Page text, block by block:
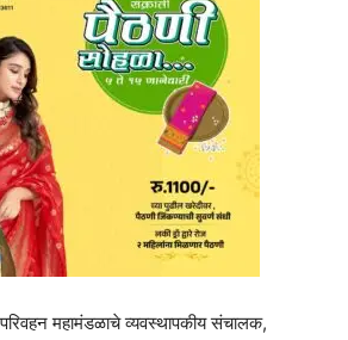
परिवहन महामंडळाचे व्यवस्थापकीय संचालक,